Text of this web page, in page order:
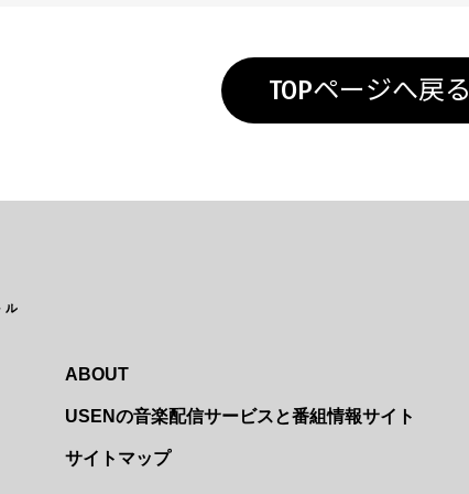
TOPページへ戻る
ABOUT
USENの音楽配信サービスと番組情報サイト
サイトマップ